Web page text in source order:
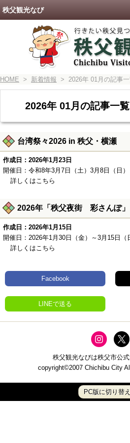
HOME > 新着情報 > 2026年 01月の記事
2026年 01月の記事一覧
台湾祭々2026 in 秩父・横瀬
作成日：2026年1月23日
開催日：令和8年3月7日（土）3月8日（日
詳しくはこちら
2026年「秩父夜街 彩さんぽ」
作成日：2026年1月15日
開催日：2026年1月30日（金）～3月15日
詳しくはこちら
Facebook
LINEで送る
秩父観光なびは秩父市公式
copyright©2007 Chichibu City
秩父観光なび
PC版に切り替